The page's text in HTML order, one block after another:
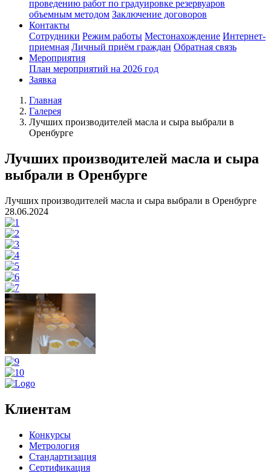
проведению работ по градуировке резервуаров
объемным методом Заключение договоров
Контакты
Сотрудники Режим работы Местонахождение Интернет-
приемная Личный приём граждан Обратная связь
Мероприятия
План мероприятий на 2026 год
Заявка
Главная
Галерея
Лучших производителей масла и сыра выбрали в
Оренбурге
Лучших производителей масла и сыра
выбрали в Оренбурге
Лучших производителей масла и сыра выбрали в Оренбурге
28.06.2024
Клиентам
Конкурсы
Метрология
Стандартизация
Сертификация